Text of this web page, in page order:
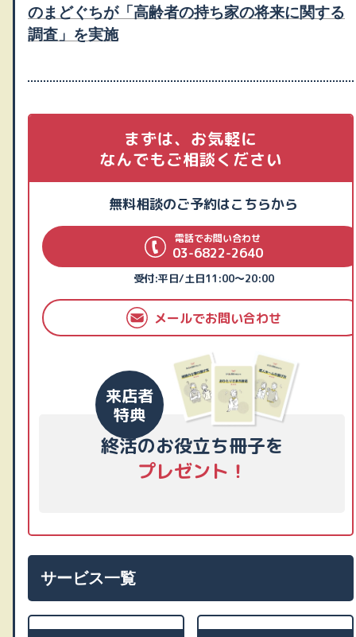
のまどぐちが「高齢者の持ち家の将来に関する
調査」を実施
まずは、お気軽に
なんでもご相談ください
無料相談のご予約はこちらから
電話でお問い合わせ
03-6822-2640
受付:平日/土日11:00～20:00
メールでお問い合わせ
来店者
特典
終活のお役立ち冊子を
プレゼント！
サービス一覧